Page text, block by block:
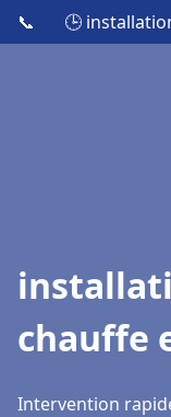
📞 🕒
chauffe
Intervention